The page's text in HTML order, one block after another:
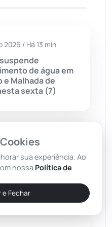
(120)
(65)
(430)
(133)
2026 / Há 13 min
de água em
e Malhada de
sexta (7)
/ Há 43 min
de Brumado,
Bomfim lança pré-
sua experiência. Ao
nossa Política de
e Fechar